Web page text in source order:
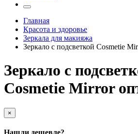
Главная
Красота и здоровье
Зеркала для макияжа
Зеркало с подсветкой Cosmetie
Зеркало с
Cosmetie Mirror
×